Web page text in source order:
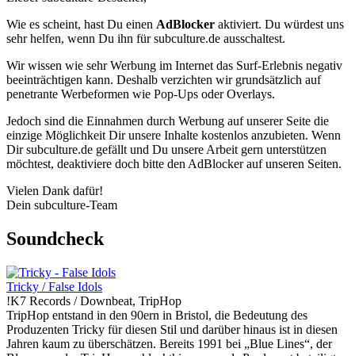
Wie es scheint, hast Du einen AdBlocker aktiviert. Du würdest uns
sehr helfen, wenn Du ihn für subculture.de ausschaltest.
Wir wissen wie sehr Werbung im Internet das Surf-Erlebnis negativ
beeinträchtigen kann. Deshalb verzichten wir grundsätzlich auf
penetrante Werbeformen wie Pop-Ups oder Overlays.
Jedoch sind die Einnahmen durch Werbung auf unserer Seite die
einzige Möglichkeit Dir unsere Inhalte kostenlos anzubieten. Wenn
Dir subculture.de gefällt und Du unsere Arbeit gern unterstützen
möchtest, deaktiviere doch bitte den AdBlocker auf unseren Seiten.
Vielen Dank dafür!
Dein subculture-Team
Soundcheck
Tricky / False Idols
!K7 Records / Downbeat, TripHop
TripHop entstand in den 90ern in Bristol, die Bedeutung des
Produzenten Tricky für diesen Stil und darüber hinaus ist in diesen
Jahren kaum zu überschätzen. Bereits 1991 bei „Blue Lines“, der